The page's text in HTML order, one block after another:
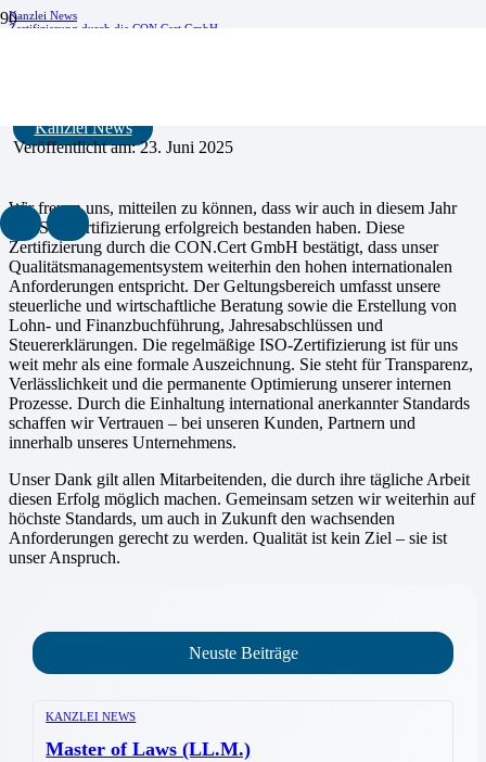
Kanzlei News
Zertifizierung durch die CON.Cert GmbH
Kanzlei News
Veröffentlicht am:23. Juni 2025
Wir freuen uns, mitteilen zu können, dass wir auch in diesem Jahr
die ISO-Zertifizierung erfolgreich bestanden haben. Diese
Zertifizierung durch die CON.Cert GmbH bestätigt, dass unser
Qualitätsmanagementsystem weiterhin den hohen internationalen
Anforderungen entspricht. Der Geltungsbereich umfasst unsere
steuerliche und wirtschaftliche Beratung sowie die Erstellung von
Lohn- und Finanzbuchführung, Jahresabschlüssen und
Steuererklärungen. Die regelmäßige ISO-Zertifizierung ist für uns
weit mehr als eine formale Auszeichnung. Sie steht für Transparenz,
Verlässlichkeit und die permanente Optimierung unserer internen
Prozesse. Durch die Einhaltung international anerkannter Standards
schaffen wir Vertrauen – bei unseren Kunden, Partnern und
innerhalb unseres Unternehmens.
Unser Dank gilt allen Mitarbeitenden, die durch ihre tägliche Arbeit
diesen Erfolg möglich machen. Gemeinsam setzen wir weiterhin auf
höchste Standards, um auch in Zukunft den wachsenden
Anforderungen gerecht zu werden. Qualität ist kein Ziel – sie ist
unser Anspruch.
Neuste Beiträge
KANZLEI NEWS
Master of Laws (LL.M.)